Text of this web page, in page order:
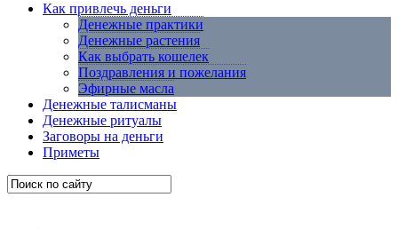
Как привлечь деньги
Денежные практики
Денежные растения
Как выбрать кошелек
Поздравления и пожелания
Эфирные масла
Денежные талисманы
Денежные ритуалы
Заговоры на деньги
Приметы